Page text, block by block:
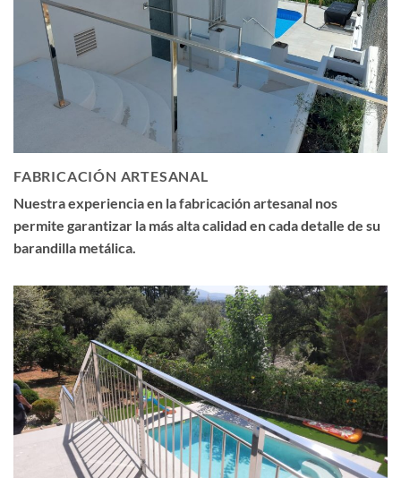
FABRICACIÓN ARTESANAL
Nuestra experiencia en la fabricación artesanal nos
permite garantizar la más alta calidad en cada detalle de su
barandilla metálica.